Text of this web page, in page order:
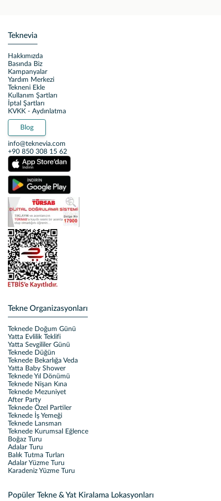
Teknevia
Hakkımızda
Basında Biz
Kampanyalar
Yardım Merkezi
Tekneni Ekle
Kullanım Şartları
İptal Şartları
KVKK - Aydınlatma
Blog
info@teknevia.com
+90 850 308 15 62
Tekne Organizasyonları
Teknede Doğum Günü
Yatta Evlilik Teklifi
Yatta Sevgililer Günü
Teknede Düğün
Teknede Bekarlığa Veda
Yatta Baby Shower
Teknede Yıl Dönümü
Teknede Nişan Kına
Teknede Mezuniyet
After Party
Teknede Özel Partiler
Teknede İş Yemeği
Teknede Lansman
Teknede Kurumsal Eğlence
Boğaz Turu
Adalar Turu
Balık Tutma Turları
Adalar Yüzme Turu
Karadeniz Yüzme Turu
Popüler Tekne & Yat Kiralama Lokasyonları